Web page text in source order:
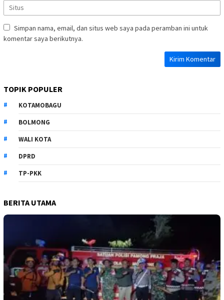
Simpan nama, email, dan situs web saya pada peramban ini untuk
komentar saya berikutnya.
TOPIK POPULER
KOTAMOBAGU
BOLMONG
WALI KOTA
DPRD
TP-PKK
BERITA UTAMA